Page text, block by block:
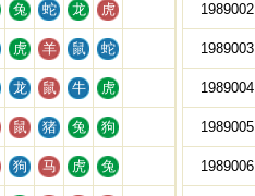
兔 蛇 龙 虎
虎 羊 鼠 蛇
龙 鼠 牛 虎
鼠 猪 兔 狗
狗 马 虎 兔
1989002
1989003
1989004
1989005
1989006